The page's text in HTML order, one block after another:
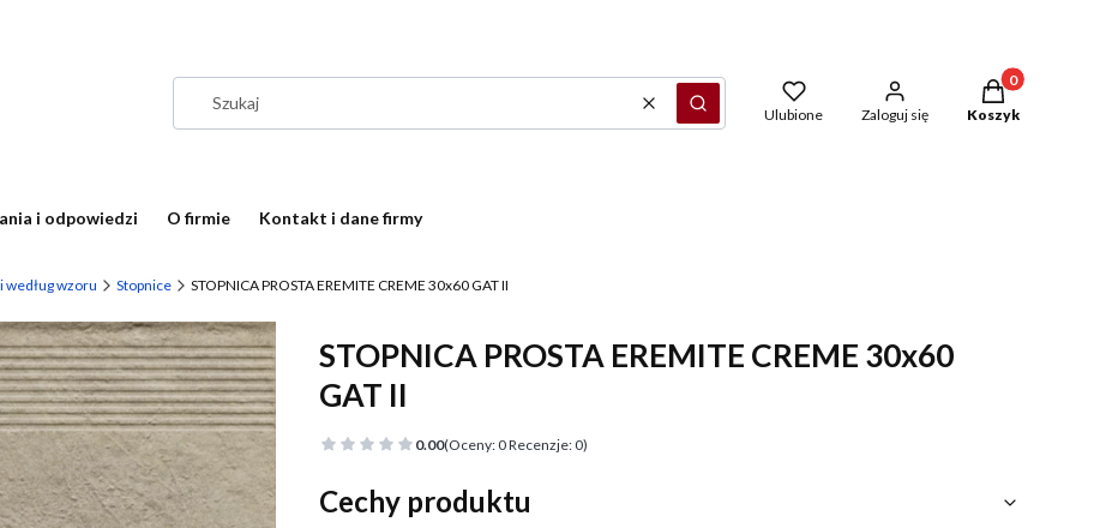
WyczyśćSzukaj Ulubione Zaloguj się
Produkty w
Koszyk
i odpowiedzi O firmie Kontakt i dane firmy
według wzoru Stopnice STOPNICA PROSTA EREMITE CREME 30x60 GAT II
STOPNICA PROSTA EREMITE CREME 30x60
GAT II
0.00(Oceny: 0 Recenzje: 0)
Cechy produktu